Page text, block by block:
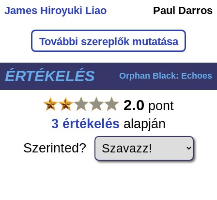
James Hiroyuki Liao
Paul Darros
További szereplők mutatása
ÉRTÉKELÉS Orphan Black: Echoes
2.0 pont
3 értékelés alapján
Szerinted?